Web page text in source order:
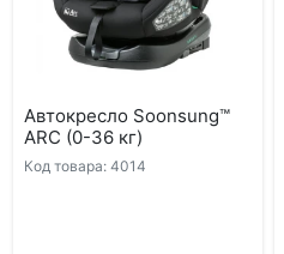
Автокресло Soonsung™
ARC (0-36 кг)
Код товара: 4014